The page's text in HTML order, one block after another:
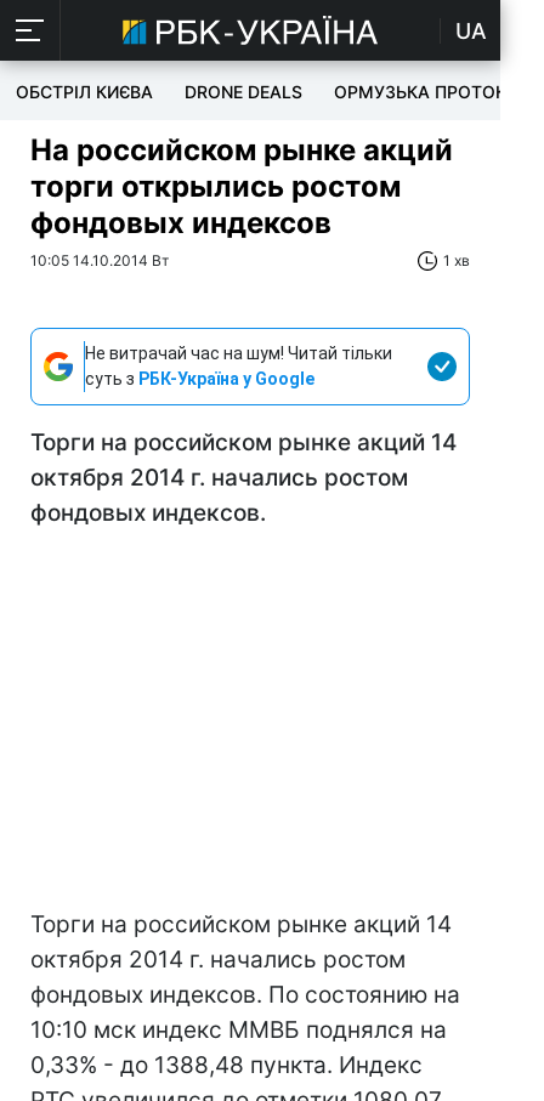
UA
ОБСТРІЛ КИЄВА DRONE DEALS ОРМУЗЬКА ПРОТОКА
На российском рынке акций
торги открылись ростом
фондовых индексов
10:05 14.10.2014 Вт 1 хв
Не витрачай час на шум! Читай тільки
суть з РБК-Україна у Google
Торги на российском рынке акций 14
октября 2014 г. начались ростом
фондовых индексов.
Торги на российском рынке акций 14
октября 2014 г. начались ростом
фондовых индексов. По состоянию на
10:10 мск индекс ММВБ поднялся на
0,33% - до 1388,48 пункта. Индекс